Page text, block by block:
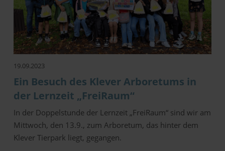
19.09.2023
Ein Besuch des Klever Arboretums in
der Lernzeit „FreiRaum“
In der Doppelstunde der Lernzeit „FreiRaum“ sind wir am
Mittwoch, den 13.9., zum Arboretum, das hinter dem
Klever Tierpark liegt, gegangen.